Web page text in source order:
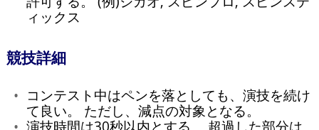
ィックス
競技詳細
コンテスト中はペンを落としても、演技を続け
て良い。 ただし、減点の対象となる。
演技時間は30秒以内とする。 超過した部分は